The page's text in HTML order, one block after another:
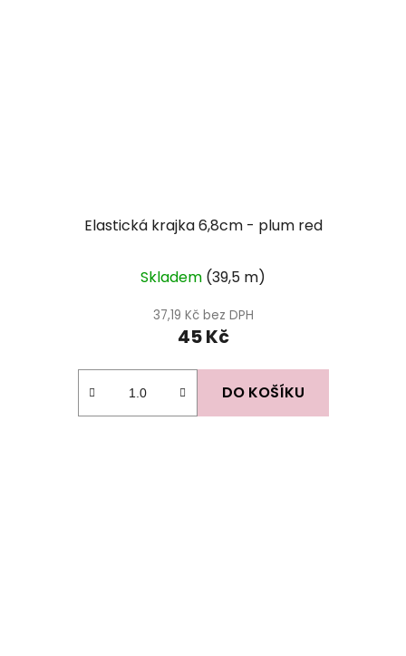
Elastická krajka 6,8cm - plum red
Skladem (39,5 m)
37,19 Kč bez DPH
45 Kč
DO KOŠÍKU